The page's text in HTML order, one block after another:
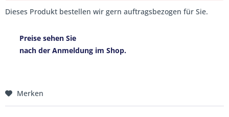
Dieses Produkt bestellen wir gern auftragsbezogen für Sie.
Preise sehen Sie
nach der Anmeldung im Shop.
Merken